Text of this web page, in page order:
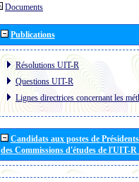
Documents
Publications
Résolutions UIT-R
Questions UIT-R
Lignes directrices concernant les
Candidats aux postes de
des Commissions d'études de l'UIT-